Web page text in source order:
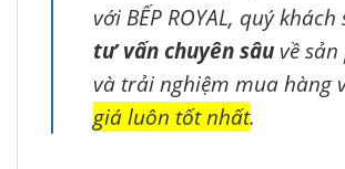
với BẾP ROYAL, quý
tư vấn chuyên sâu về
và trải nghiệm mua hàng
giá luôn tốt nhất.